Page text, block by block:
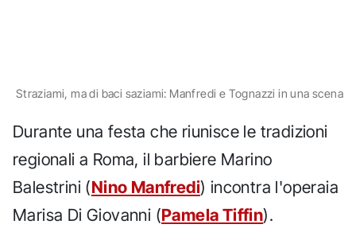
Straziami, ma di baci saziami: Manfredi e Tognazzi in una scena
Durante una festa che riunisce le tradizioni
regionali a Roma, il barbiere Marino
Balestrini (Nino Manfredi) incontra l'operaia
Marisa Di Giovanni (Pamela Tiffin).